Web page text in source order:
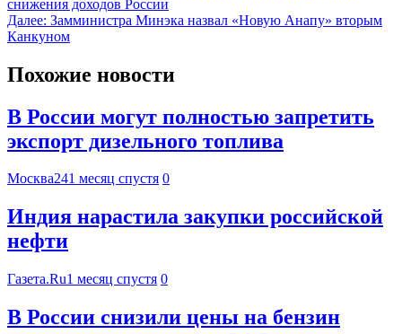
снижения доходов России
Далее: Замминистра Минэка назвал «Новую Анапу» вторым
Канкуном
Похожие новости
В России могут полностью запретить
экспорт дизельного топлива
Москва241 месяц спустя 0
Индия нарастила закупки российской
нефти
Газета.Ru1 месяц спустя 0
В России снизили цены на бензин